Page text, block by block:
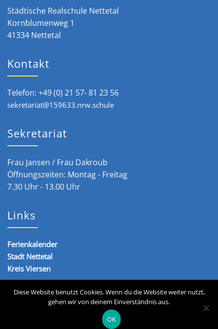
Städtische Realschule Nettetal
Kornblumenweg 1
41334 Nettetal
Kontakt
Telefon: +49 (0) 21 57- 81 23 56
sekretariat@159633.nrw.schule
Sekretariat
Frau Jansen / Frau Dakroub
Öffnungszeiten: Montag - Freitag
7.30 Uhr - 13.00 Uhr
Links
Ferienkalender
Stadt Nettetal
Kreis Viersen
Copyright © 2020 - 2026 Städtische Realschule Nettetal
Diese Website benutzt Cookies. Wenn du die Website weiter nutzt,
gehen wir von deinem Einverständnis aus.
OK